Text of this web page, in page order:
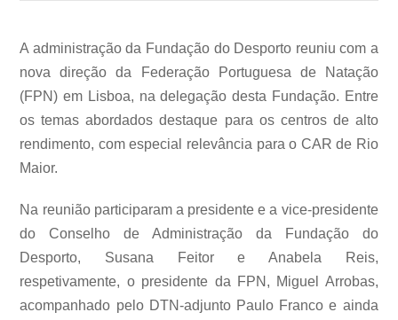
A administração da Fundação do Desporto reuniu com a
nova direção da Federação Portuguesa de Natação
(FPN) em Lisboa, na delegação desta Fundação. Entre
os temas abordados destaque para os centros de alto
rendimento, com especial relevância para o CAR de Rio
Maior.
Na reunião participaram a presidente e a vice-presidente
do Conselho de Administração da Fundação do
Desporto, Susana Feitor e Anabela Reis,
respetivamente, o presidente da FPN, Miguel Arrobas,
acompanhado pelo DTN-adjunto Paulo Franco e ainda